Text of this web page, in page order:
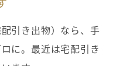
引き出物）なら、手
に。最近は宅配引き